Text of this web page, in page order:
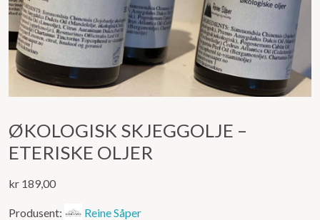
ØKOLOGISK SKJEGGOLJE –
ETERISKE OLJER
kr 189,00
Produsent: Reine Såper